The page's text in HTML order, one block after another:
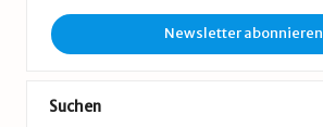
Newsletter abonnieren
Suchen